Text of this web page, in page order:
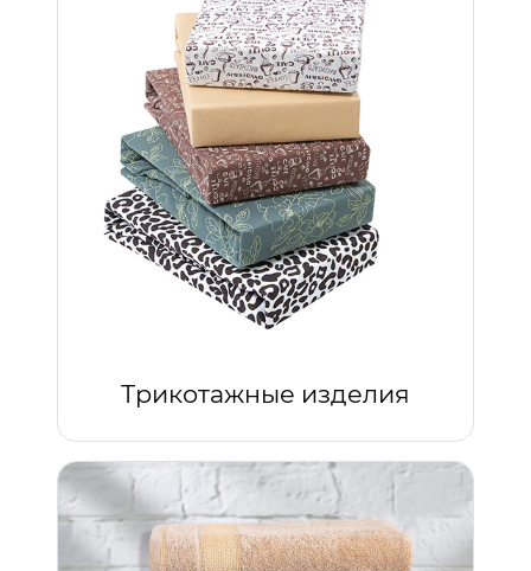
Трикотажные изделия